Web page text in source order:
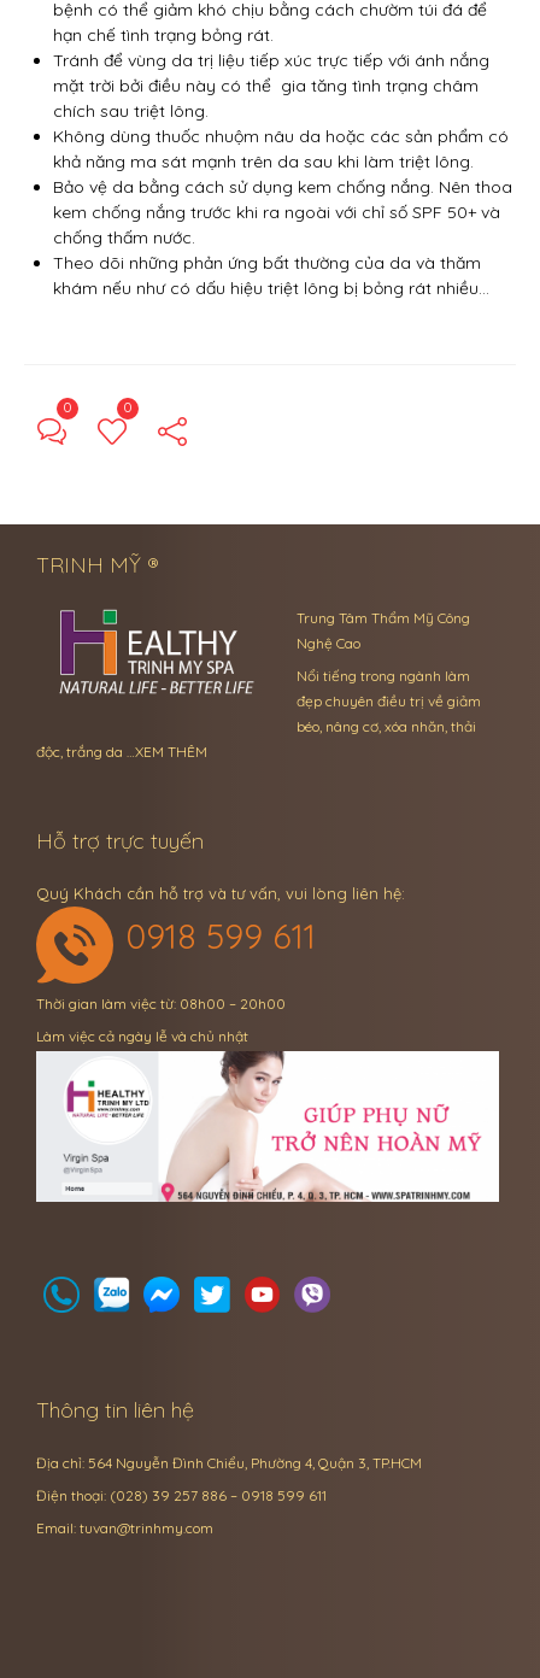
bệnh có thể giảm khó chịu bằng cách chườm túi đá để
hạn chế tình trạng bỏng rát.
Tránh để vùng da trị liệu tiếp xúc trực tiếp với ánh nắng
mặt trời bởi điều này có thể gia tăng tình trạng châm
chích sau triệt lông.
Không dùng thuốc nhuộm nâu da hoặc các sản phẩm có
khả năng ma sát mạnh trên da sau khi làm triệt lông.
Bảo vệ da bằng cách sử dụng kem chống nắng. Nên thoa
kem chống nắng trước khi ra ngoài với chỉ số SPF 50+ và
chống thấm nước.
Theo dõi những phản ứng bất thường của da và thăm
khám nếu như có dấu hiệu triệt lông bị bỏng rát nhiều…
0 0
TRINH MỸ ®
Trung Tâm Thẩm Mỹ Công
Nghệ Cao
Nổi tiếng trong ngành làm
đẹp chuyên điều trị về giảm
béo, nâng cơ, xóa nhăn, thải
độc, trắng da … XEM THÊM
Hỗ trợ trực tuyến
Quý Khách cần hỗ trợ và tư vấn, vui lòng liên hệ:
0918 599 611
Thời gian làm việc từ: 08h00 – 20h00
Làm việc cả ngày lễ và chủ nhật
Thông tin liên hệ
Địa chỉ: 564 Nguyễn Đình Chiểu, Phường 4, Quận 3, TP.HCM
Điện thoại: (028) 39 257 886 – 0918 599 611
Email: tuvan@trinhmy.com